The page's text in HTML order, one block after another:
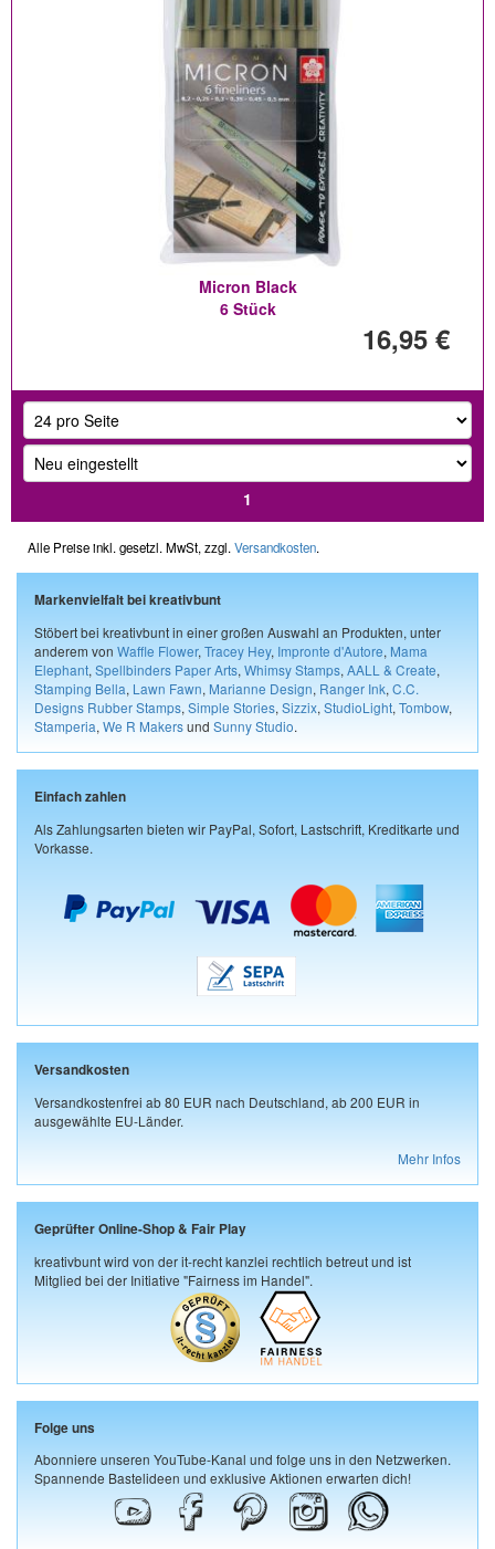
Micron Black
6 Stück
16,95 €
1
Alle Preise inkl. gesetzl. MwSt, zzgl. Versandkosten.
Markenvielfalt bei kreativbunt
Stöbert bei kreativbunt in einer großen Auswahl an Produkten, unter
anderem von Waffle Flower, Tracey Hey, Impronte d'Autore, Mama
Elephant, Spellbinders Paper Arts, Whimsy Stamps, AALL & Create,
Stamping Bella, Lawn Fawn, Marianne Design, Ranger Ink, C.C.
Designs Rubber Stamps, Simple Stories, Sizzix, StudioLight, Tombow,
Stamperia, We R Makersund Sunny Studio.
Einfach zahlen
Als Zahlungsarten bieten wir PayPal, Sofort, Lastschrift, Kreditkarte und
Vorkasse.
Versandkosten
Versandkostenfrei ab 80 EUR nach Deutschland, ab 200 EUR in
ausgewählte EU-Länder.
Mehr Infos
Geprüfter Online-Shop & Fair Play
kreativbunt wird von der it-recht kanzlei rechtlich betreut und ist
Mitglied bei der Initiative "Fairness im Handel".
Folge uns
Abonniere unseren YouTube-Kanal und folge uns in den Netzwerken.
Spannende Bastelideen und exklusive Aktionen erwarten dich!